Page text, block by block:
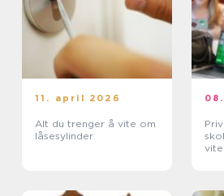
11. april 2026
Alt du trenger å vite om
låsesylinder
skole i